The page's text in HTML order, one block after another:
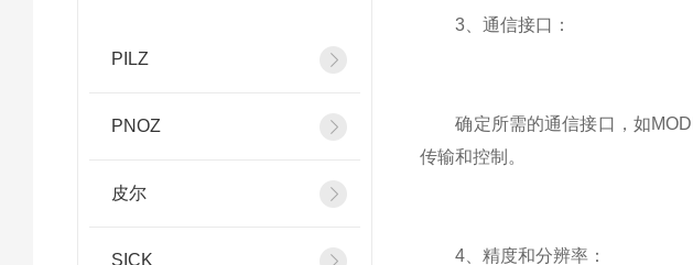
PILZ
PNOZ
皮尔
SICK
3、通信接口：
确定所需的通信接口，如
传输和控制。
4、精度和分辨率：